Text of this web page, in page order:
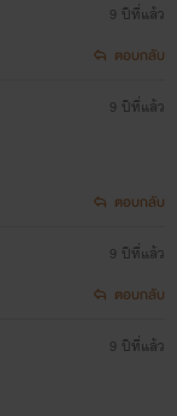
9 ปีที่แล้ว
ตอบกลับ
9 ปีที่แล้ว
ตอบกลับ
9 ปีที่แล้ว
ตอบกลับ
9 ปีที่แล้ว